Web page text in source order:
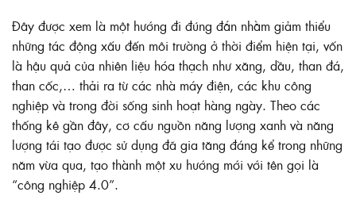
Đây được xem là một hướng đi đúng đắn nhằm giảm thiểu
những tác động xấu đến môi trường ở thời điểm hiện tại, vốn
là hậu quả của nhiên liệu hóa thạch như xăng, dầu, than đá,
than cốc,… thải ra từ các nhà máy điện, các khu công
nghiệp và trong đời sống sinh hoạt hàng ngày. Theo các
thống kê gần đây, cơ cấu nguồn năng lượng xanh và năng
lượng tái tạo được sử dụng đã gia tăng đáng kể trong những
năm vừa qua, tạo thành một xu hướng mới với tên gọi là
“công nghiệp 4.0”.